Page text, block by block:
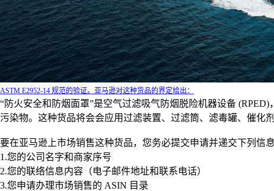
ASTM E2952-14 规范的验证。亚马逊对这种货品的界定给出：
“防火安全和防烟面罩”是空气过滤吸气防烟脱险机器设备
污染物。这种货品将会会应用过滤装置、过滤筒、滤毒罐、催化
要在亚马逊上市场销售这种货品，您务必提交申请并递交下列信息
1.您的公司名字和商家序号
2.您的联络信息内容（电子邮件地址和联系电话）
3.您申请办理市场销售的 ASIN 目录